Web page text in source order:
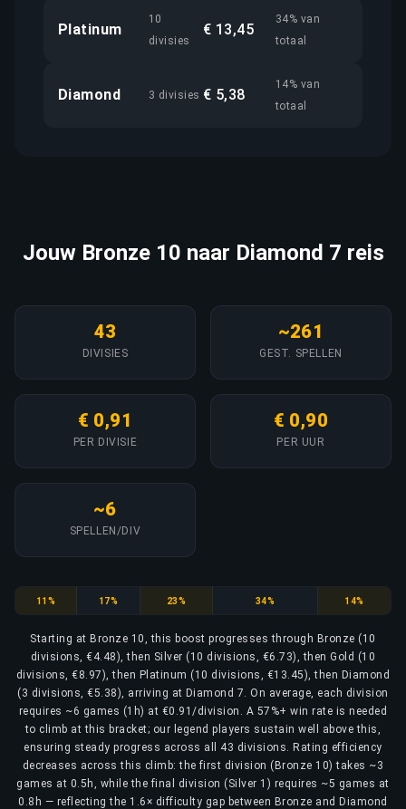
Platinum
10
divisies
€ 13,45
34% van
totaal
Diamond 3 divisies € 5,38
14% van
totaal
Jouw Bronze 10 naar Diamond 7 reis
43
DIVISIES
~261
GEST. SPELLEN
€ 0,91
PER DIVISIE
€ 0,90
PER UUR
~6
SPELLEN/DIV
Bronze
11% Silver
17% Gold
23% Platinum
34% Diamond
14%
Starting at Bronze 10, this boost progresses through Bronze (10
divisions, €4.48), then Silver (10 divisions, €6.73), then Gold (10
divisions, €8.97), then Platinum (10 divisions, €13.45), then Diamond
(3 divisions, €5.38), arriving at Diamond 7. On average, each division
requires ~6 games (1h) at €0.91/division. A 57%+ win rate is needed
to climb at this bracket; our legend players sustain well above this,
ensuring steady progress across all 43 divisions. Rating efficiency
decreases across this climb: the first division (Bronze 10) takes ~3
games at 0.5h, while the final division (Silver 1) requires ~5 games at
0.8h — reflecting the 1.6× difficulty gap between Bronze and Diamond